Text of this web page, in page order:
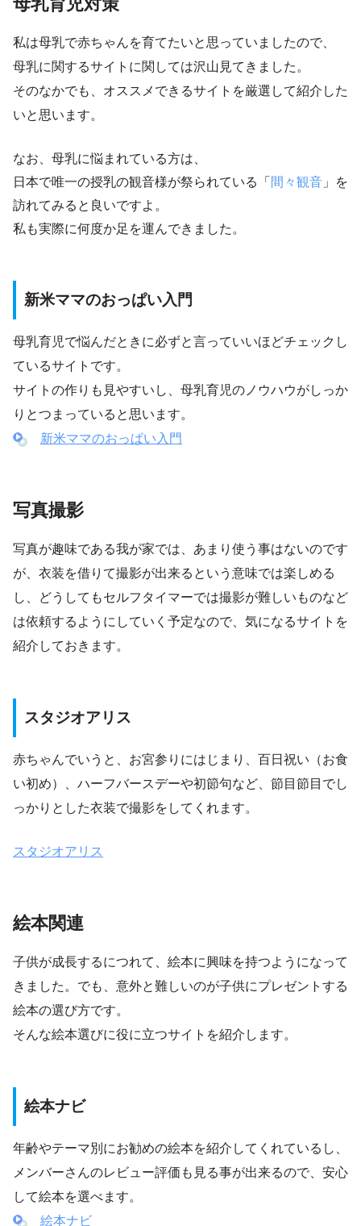
私は母乳で赤ちゃんを育てたいと思っていましたので、
母乳に関するサイトに関しては沢山見てきました。
そのなかでも、オススメできるサイトを厳選して紹介した
いと思います。
なお、母乳に悩まれている方は、
日本で唯一の授乳の観音様が祭られている「 間々観音 」を
訪れてみると良いですよ。
私も実際に何度か足を運んできました。
新米ママのおっぱい入門
母乳育児で悩んだときに必ずと言っていいほどチェックし
ているサイトです。
サイトの作りも見やすいし、母乳育児のノウハウがしっか
りとつまっていると思います。
新米ママのおっぱい入門
写真撮影
写真が趣味である我が家では、あまり使う事はないのです
が、衣装を借りて撮影が出来るという意味では楽しめる
し、どうしてもセルフタイマーでは撮影が難しいものなど
は依頼するようにしていく予定なので、気になるサイトを
紹介しておきます。
スタジオアリス
赤ちゃんでいうと、お宮参りにはじまり、百日祝い（お食
い初め）、ハーフバースデーや初節句など、節目節目でし
っかりとした衣装で撮影をしてくれます。
スタジオアリス
絵本関連
子供が成長するにつれて、絵本に興味を持つようになって
きました。でも、意外と難しいのが子供にプレゼントする
絵本の選び方です。
そんな絵本選びに役に立つサイトを紹介します。
絵本ナビ
年齢やテーマ別にお勧めの絵本を紹介してくれているし、
メンバーさんのレビュー評価も見る事が出来るので、安心
して絵本を選べます。
絵本ナビ